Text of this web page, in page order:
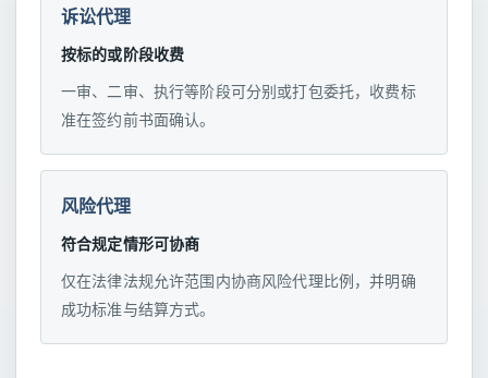
诉讼代理
按标的或阶段收费
一审、二审、执行等阶段可分别或打包委托，收费标
准在签约前书面确认。
风险代理
符合规定情形可协商
仅在法律法规允许范围内协商风险代理比例，并明确
成功标准与结算方式。